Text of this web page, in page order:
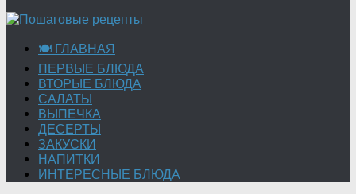
🍽 ГЛАВНАЯ
ПЕРВЫЕ БЛЮДА
ВТОРЫЕ БЛЮДА
САЛАТЫ
ВЫПЕЧКА
ДЕСЕРТЫ
ЗАКУСКИ
НАПИТКИ
ИНТЕРЕСНЫЕ БЛЮДА